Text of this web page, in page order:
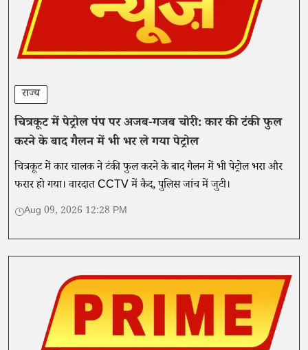
राज्य
चित्रकूट में पेट्रोल पंप पर अजब-गजब चोरी: कार की टंकी फुल
करने के बाद गैलन में भी भर ले गया पेट्रोल
चित्रकूट में कार चालक ने टंकी फुल करने के बाद गैलन में भी पेट्रोल भरा और
फरार हो गया। वारदात CCTV में कैद, पुलिस जांच में जुटी।
Aug 09, 2026 12:28 PM